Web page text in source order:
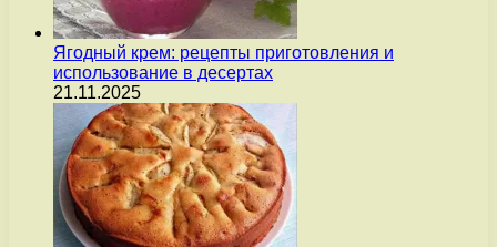
Ягодный крем: рецепты приготовления и
использование в десертах
21.11.2025